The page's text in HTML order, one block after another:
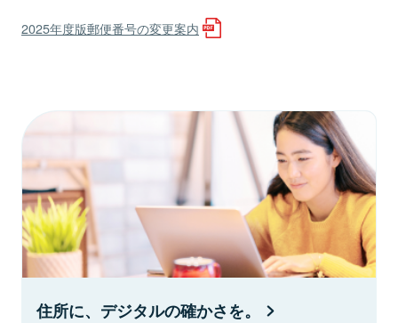
2025年度版郵便番号の変更案内
住所に、デジタルの確かさを。